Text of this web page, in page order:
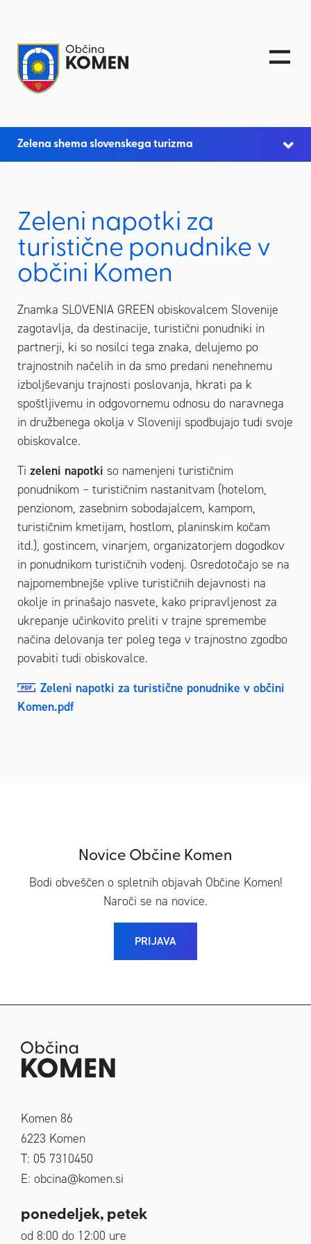
Zelena shema slovenskega turizma
Zeleni napotki za
turistične ponudnike v
občini Komen
Znamka SLOVENIA GREEN obiskovalcem Slovenije
zagotavlja, da destinacije, turistični ponudniki in
partnerji, ki so nosilci tega znaka, delujemo po
trajnostnih načelih in da smo predani nenehnemu
izboljševanju trajnosti poslovanja, hkrati pa k
spoštljivemu in odgovornemu odnosu do naravnega
in družbenega okolja v Sloveniji spodbujajo tudi svoje
obiskovalce.
Ti zeleni napotki so namenjeni turističnim
ponudnikom – turističnim nastanitvam (hotelom,
penzionom, zasebnim sobodajalcem, kampom,
turističnim kmetijam, hostlom, planinskim kočam
itd.), gostincem, vinarjem, organizatorjem dogodkov
in ponudnikom turističnih vodenj. Osredotočajo se na
najpomembnejše vplive turističnih dejavnosti na
okolje in prinašajo nasvete, kako pripravljenost za
ukrepanje učinkovito preliti v trajne spremembe
načina delovanja ter poleg tega v trajnostno zgodbo
povabiti tudi obiskovalce.
Zeleni napotki za turistične ponudnike v občini
Komen.pdf
Novice Občine Komen
Bodi obveščen o spletnih objavah Občine Komen!
Naroči se na novice.
PRIJAVA
Komen 86
6223 Komen
T: 05 7310450
E: obcina@komen.si
ponedeljek, petek
od 8:00 do 12:00 ure